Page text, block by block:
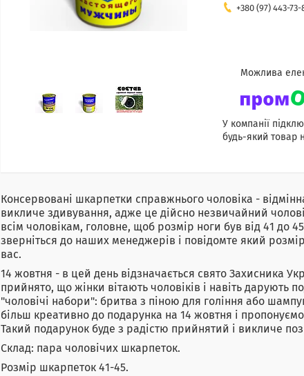
+380 (97) 443-73-
У компанії
будь-який товар
Консервовані шкарпетки справжнього чоловіка -
викличе здивування, адже це дійсно незвичайний
всім чоловікам, головне, щоб розмір ноги був від 41 до
зверніться до наших менеджерів і повідомте який
вас.
14 жовтня - в цей день відзначається свято Захисника
прийнято, що жінки вітають чоловіків і навіть дарують
"чоловічі набори": бритва з піною для гоління або
більш креативно до подарунка на 14 жовтня і
Такий подарунок буде з радістю прийнятий і викличе
Склад: пара чоловічих шкарпеток.
Розмір шкарпеток 41-45.